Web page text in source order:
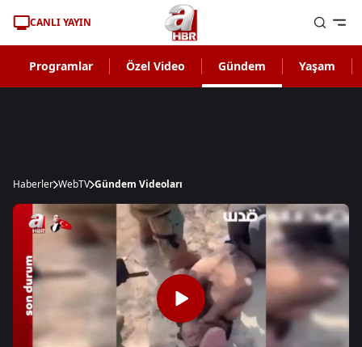
CANLI YAYIN
Programlar Özel Video Gündem Yaşam
Haberler WebTV Gündem Videoları